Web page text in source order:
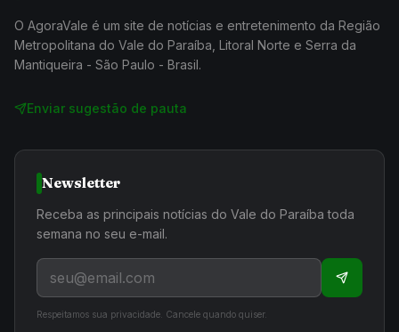
O AgoraVale é um site de notícias e entretenimento da Região
Metropolitana do Vale do Paraíba, Litoral Norte e Serra da
Mantiqueira - São Paulo - Brasil.
Enviar sugestão de pauta
Newsletter
Receba as principais notícias do Vale do Paraíba toda
semana no seu e-mail.
Respeitamos sua privacidade. Cancele quando quiser.